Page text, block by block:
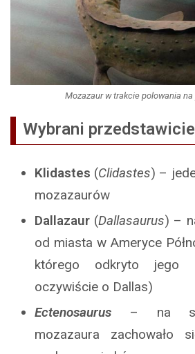
Mozazaur w trakcie polowania
Wybrani
Klidastes (Clidastes) –
mozazaurów
Dallazaur (Dallasaurus) –
od miasta w Ameryce
którego odkryto jego
oczywiście o Dallas)
Ectenosaurus – na
mozazaura zachowało